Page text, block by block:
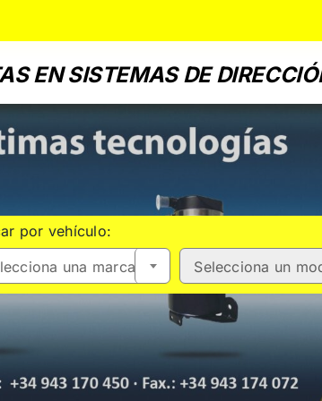
EN SISTEMAS DE
por vehículo:
una marca Selecciona un